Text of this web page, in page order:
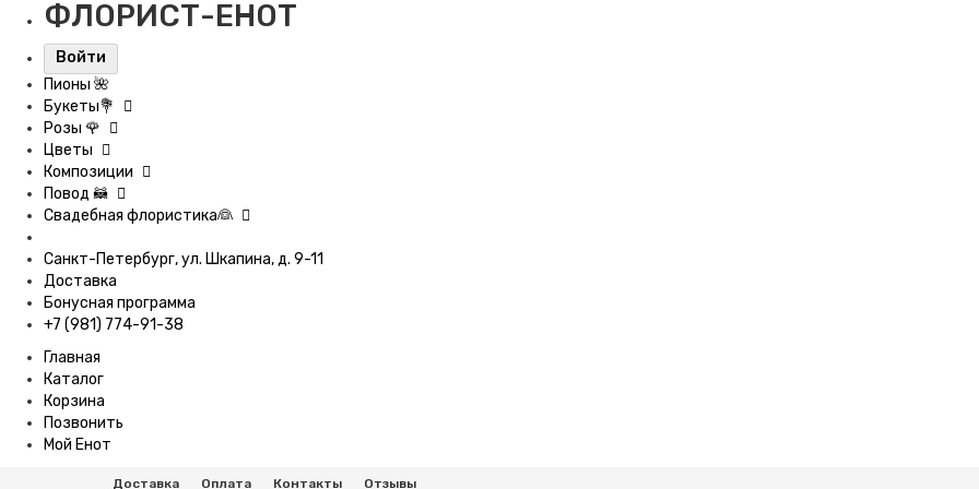
ФЛОРИСТ-ЕНОТ
Войти
Пионы 🌺
Букеты💐
Розы 🌹
Цветы
Композиции
Повод 🦝
Свадебная флористика👰
Санкт-Петербург, ул. Шкапина, д. 9-11
Доставка
Бонусная программа
+7 (981) 774-91-38
Главная
Каталог
Корзина
Позвонить
Мой Енот
Доставка Оплата Контакты Отзывы